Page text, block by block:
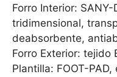
Forro Interior:
tridimensional,
deabsorbente,
Forro Exterior: tejido
Plantilla: FOOT-